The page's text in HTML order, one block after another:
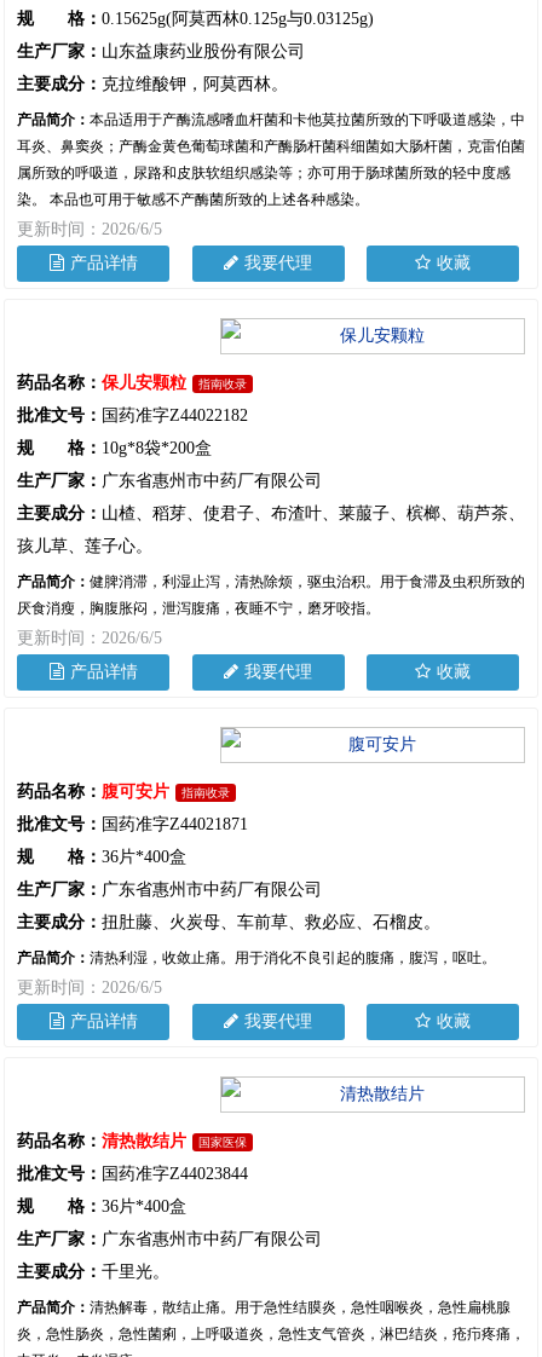
规 格： 0.15625g(阿莫西林0.125g与0.03125g)
生产厂家： 山东益康药业股份有限公司
主要成分： 克拉维酸钾，阿莫西林。
产品简介： 本品适用于产酶流感嗜血杆菌和卡他莫拉菌所致的下呼吸道感染，中
耳炎、鼻窦炎；产酶金黄色葡萄球菌和产酶肠杆菌科细菌如大肠杆菌，克雷伯菌
属所致的呼吸道，尿路和皮肤软组织感染等；亦可用于肠球菌所致的轻中度感
染。 本品也可用于敏感不产酶菌所致的上述各种感染。
更新时间：2026/6/5
产品详情
我要代理 收藏
药品名称： 保儿安颗粒 指南收录
批准文号： 国药准字Z44022182
规 格： 10g*8袋*200盒
生产厂家： 广东省惠州市中药厂有限公司
主要成分： 山楂、稻芽、使君子、布渣叶、莱菔子、槟榔、葫芦茶、
孩儿草、莲子心。
产品简介： 健脾消滞，利湿止泻，清热除烦，驱虫治积。用于食滞及虫积所致的
厌食消瘦，胸腹胀闷，泄泻腹痛，夜睡不宁，磨牙咬指。
更新时间：2026/6/5
产品详情
我要代理 收藏
药品名称： 腹可安片 指南收录
批准文号： 国药准字Z44021871
规 格： 36片*400盒
生产厂家： 广东省惠州市中药厂有限公司
主要成分： 扭肚藤、火炭母、车前草、救必应、石榴皮。
产品简介： 清热利湿，收敛止痛。用于消化不良引起的腹痛，腹泻，呕吐。
更新时间：2026/6/5
产品详情
我要代理 收藏
药品名称： 清热散结片 国家医保
批准文号： 国药准字Z44023844
规 格： 36片*400盒
生产厂家： 广东省惠州市中药厂有限公司
主要成分： 千里光。
产品简介： 清热解毒，散结止痛。用于急性结膜炎，急性咽喉炎，急性扁桃腺
炎，急性肠炎，急性菌痢，上呼吸道炎，急性支气管炎，淋巴结炎，疮疖疼痛，